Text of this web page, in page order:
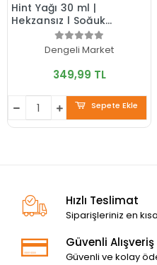
Hint Yağı 30 ml |
Hekzansız | Soğuk
Sıkım | Pratik
Kullanım | Cam Şişe |
Doğal Bakım Yağı
Dengeli Market
349,99 TL
Sepete Ekle
Hızlı Teslimat
Siparişleriniz en
Güvenli Alışveriş
Güvenli ve kolay